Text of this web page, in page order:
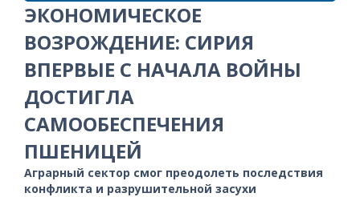
ЭКОНОМИЧЕСКОЕ
ВОЗРОЖДЕНИЕ: СИРИЯ
ВПЕРВЫЕ С НАЧАЛА ВОЙНЫ
ДОСТИГЛА
САМООБЕСПЕЧЕНИЯ
ПШЕНИЦЕЙ
Аграрный сектор смог преодолеть последствия
конфликта и разрушительной засухи